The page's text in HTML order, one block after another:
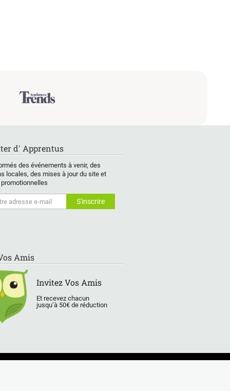
d' Apprentus
des événements à venir, des
locales, des mises à jour du site et
Amis
Invitez Vos Amis
Et recevez chacun
jusqu’à 50€ de réduction